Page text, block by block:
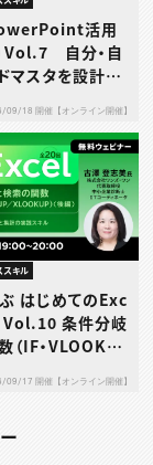
活用
Vol.7 自分・自
マスタを設計す
09/18 開催【オンライン開催】
スキル
はじめてのExc
Vol.10 条件分岐
（IF・VLOOKUP
データ判定と集
09/17 開催【オンライン開催】